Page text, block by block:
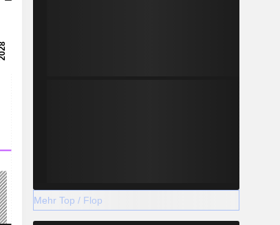
Mehr Top / Flop